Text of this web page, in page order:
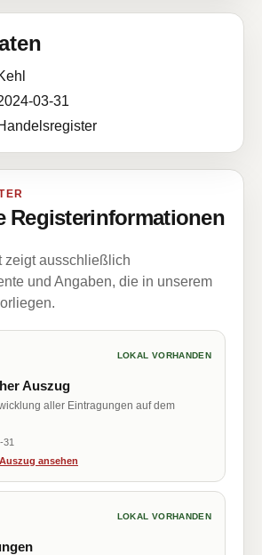
03-31
Registerinformationen
zeigt ausschließlich
und Angaben, die in unserem
LOKAL VORHANDEN
Auszug
aller Eintragungen auf dem
31
ansehen
LOKAL VORHANDEN